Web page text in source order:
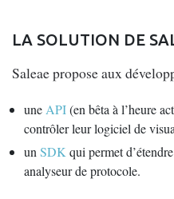
LA SOLUTION DE
Saleae propose aux
une API(en bêta à l’heure
contrôler leur logiciel de
un SDK qui permet
analyseur de protocole.